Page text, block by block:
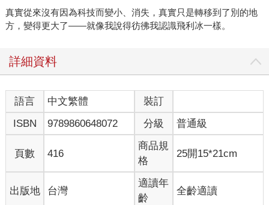
真實從來沒有因為科技而變小、消失，真實只是轉移到了別的地
方，變得更大了——就像我說得彷彿我認識飛利冰一樣。
詳細資料
語言 中文繁體
裝訂
ISBN
9789860648072 分級 普通級
頁數 416
商品規
格
25開15*21cm
出版地 台灣
適讀年
齡
全齡適讀